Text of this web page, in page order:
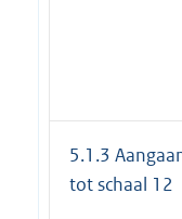
5.1.3
tot schaal 12